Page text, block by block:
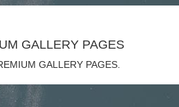
GALLERY PAGES
GALLERY PAGES.